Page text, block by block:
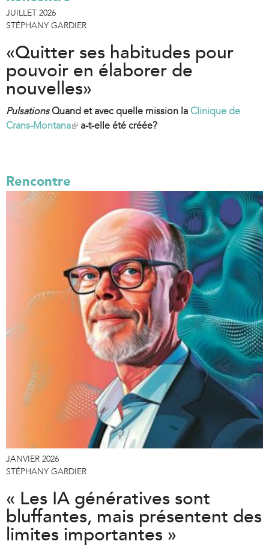
JUILLET 2026
STÉPHANY GARDIER
«Quitter ses habitudes pour
pouvoir en élaborer de
nouvelles»
PulsationsQuand et avec quelle mission la Clinique de
Crans-Montana(
e
r
n
a
a-t-elle été créée?
Rencontre
JANVIER 2026
STÉPHANY GARDIER
« Les IA génératives sont
bluffantes, mais présentent des
limites importantes »